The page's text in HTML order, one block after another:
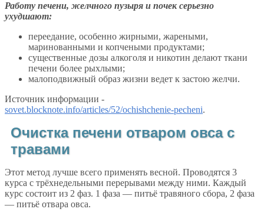
Работу печени, желчного пузыря и почек серьезно
ухудшают:
переедание, особенно жирными, жареными,
маринованными и копчеными продуктами;
существенные дозы алкоголя и никотин делают ткани
печени более рыхлыми;
малоподвижный образ жизни ведет к застою желчи.
Источник информации -
sovet.blocknote.info/articles/52/ochishchenie-pecheni.
Очистка печени отваром овса с
травами
Этот метод лучше всего применять весной. Проводятся 3
курса с трёхнедельными перерывами между ними. Каждый
курс состоит из 2 фаз. 1 фаза — питьё травяного сбора, 2 фаза
— питьё отвара овса.